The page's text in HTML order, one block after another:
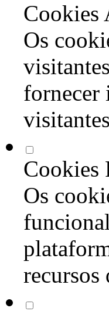
Cookies
Os
fornecer
Cookies
Os
recursos